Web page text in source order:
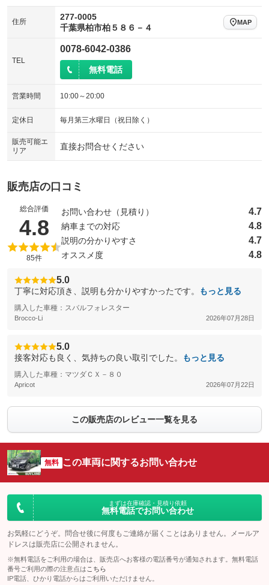
住所
277-0005
千葉県柏市柏５８６－４
MAP
TEL
0078-6042-0386
無料電話
営業時間 10:00～20:00
定休日 毎月第三水曜日（祝日除く）
販売可能エ
リア
直接お問合せください
販売店の口コミ
総合評価
4.8 （5点満点中）
85件
お問い合わせ（見積り） 4.7
納車までの対応 4.8
説明の分かりやすさ 4.7
オススメ度 4.8
5.0
丁寧に対応頂き、説明も分かりやすかったです。 もっと見る
購入した車種：スバルフォレスター
Brocco-Li 2026年07月28日
5.0
接客対応も良く、気持ちの良い取引でした。 もっと見る
購入した車種：マツダＣＸ－８０
Apricot 2026年07月22日
この販売店のレビュー一覧を見る
無料 この車両に関するお問い合わせ
まずは在庫確認・見積り依頼
無料電話でお問い合わせ
お気軽にどうぞ。問合せ後に何度もご連絡が届くことはありません。メールア
ドレスは販売店に公開されません。
※無料電話をご利用の場合は、販売店へお客様の電話番号が通知されます。無料電話
番号ご利用の際の注意点は こちら
IP電話、ひかり電話からはご利用いただけません。